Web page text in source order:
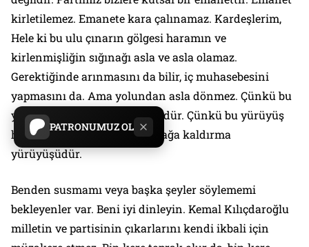
PATRONUMUZ OL
kirletilemez. Emanete kara çalınamaz. Kardeşlerim,
Hele ki bu ulu çınarın gölgesi haramın ve
kirlenmişliğin sığınağı asla ve asla olamaz.
Gerektiğinde arınmasını da bilir, iç muhasebesini
yapmasını da. Ama yolundan asla dönmez. Çünkü bu
yürüyüş bir iktidar yürüyüşüdür. Çünkü bu yürüyüş
halkın umudunu yeniden ayağa kaldırma
yürüyüşüdür.
Benden susmamı veya başka şeyler söylememi
bekleyenler var. Beni iyi dinleyin. Kemal Kılıçdaroğlu
milletin ve partisinin çıkarlarını kendi ikbali için